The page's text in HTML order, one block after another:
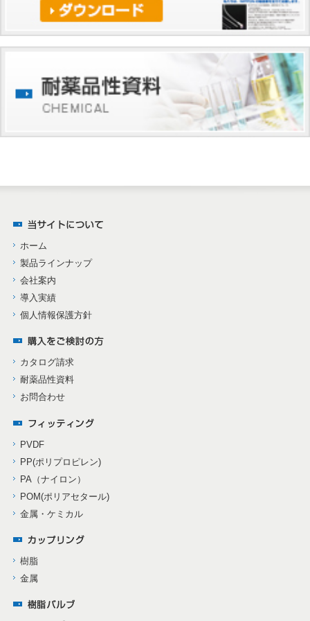
ホーム
製品ラインナップ
会社案内
導入実績
個人情報保護方針
カタログ請求
耐薬品性資料
お問合わせ
PVDF
PP(ポリプロピレン)
PA（ナイロン）
POM(ポリアセタール)
金属・ケミカル
樹脂
金属